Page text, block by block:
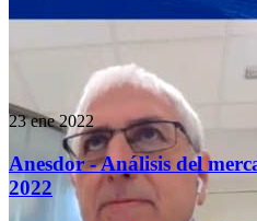
23 ene 2022
Anesdor - Análisis del
2022